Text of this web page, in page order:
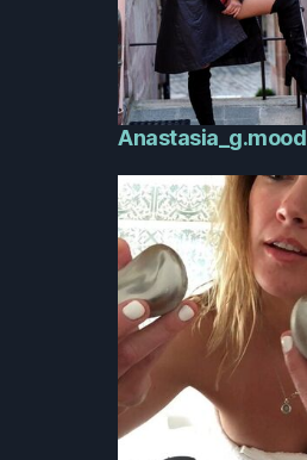
Anastasia_g.mood